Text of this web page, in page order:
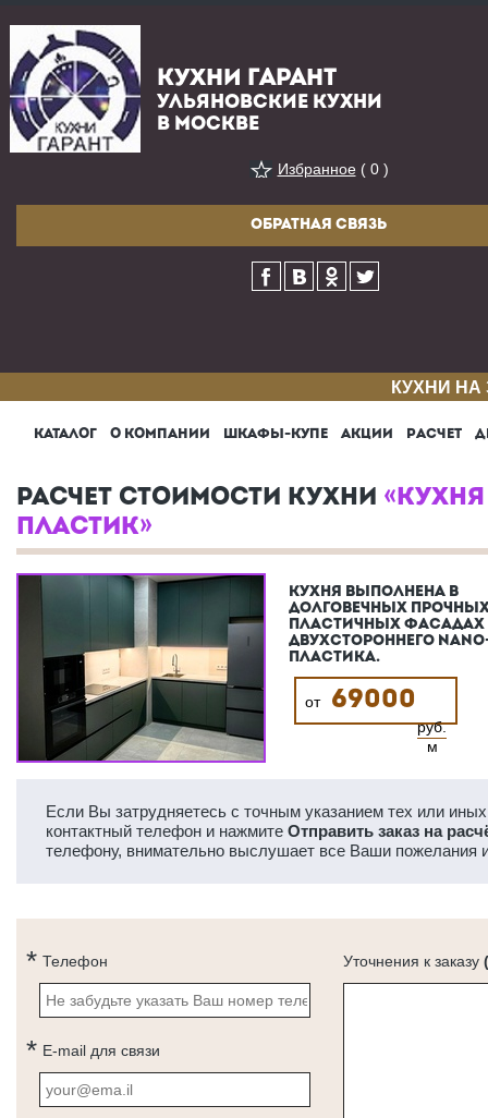
КУХНИ ГАРАНТ
УЛЬЯНОВСКИЕ КУХНИ
В МОСКВЕ
Избранное( 0 )
ОБРАТНАЯ СВЯЗЬ
КУХНИ
КАТАЛОГ О КОМПАНИИ ШКАФЫ-КУПЕ АКЦИИ РАСЧЕТ
РАСЧЕТ СТОИМОСТИ КУХНИ
ПЛАСТИК»
КУХНЯ ВЫПОЛНЕНА В
ДОЛГОВЕЧНЫХ
ПЛАСТИЧНЫХ ФАСАДАХ
ДВУХСТОРОННЕГО
ПЛАСТИКА.
от 69000
руб.
м
Если Вы затрудняетесь с точным указанием тех или
контактный телефон и нажмите Отправить заказ на
телефону, внимательно выслушает все Ваши пожелания
Телефон
E-mail для связи
Уточнения к заказу